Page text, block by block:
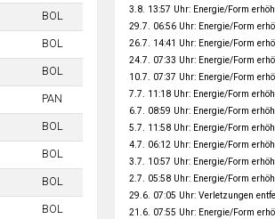
BOL
BOL
BOL
PAN
BOL
BOL
BOL
BOL
3.8. 13:57 Uhr: Energie/Form
29.7. 06:56 Uhr: Energie/Form
26.7. 14:41 Uhr: Energie/Form
24.7. 07:33 Uhr: Energie/Form
10.7. 07:37 Uhr: Energie/Form
7.7. 11:18 Uhr: Energie/Form
6.7. 08:59 Uhr: Energie/Form
5.7. 11:58 Uhr: Energie/Form
4.7. 06:12 Uhr: Energie/Form
3.7. 10:57 Uhr: Energie/Form
2.7. 05:58 Uhr: Energie/Form
29.6. 07:05 Uhr: Verletzungen
21.6. 07:55 Uhr: Energie/Form